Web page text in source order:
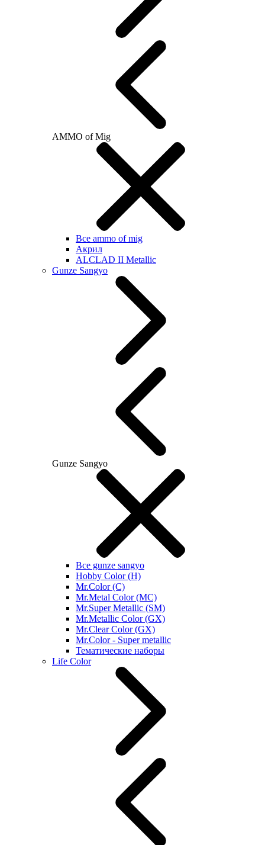
AMMO of Mig
Все ammo of mig
Акрил
ALCLAD II Metallic
Gunze Sangyo
Gunze Sangyo
Все gunze sangyo
Hobby Color (H)
Mr.Color (C)
Mr.Metal Color (MC)
Mr.Super Metallic (SM)
Mr.Metallic Color (GX)
Mr.Clear Color (GX)
Mr.Color - Super metallic
Тематические наборы
Life Color